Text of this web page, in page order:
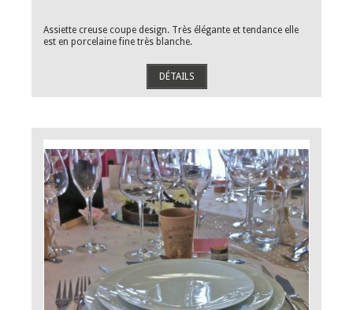
Assiette creuse coupe design. Très élégante et tendance elle
est en porcelaine fine très blanche.
DÉTAILS